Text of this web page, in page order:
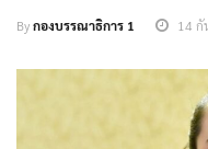
Byกองบรรณาธิการ 1 14 กั